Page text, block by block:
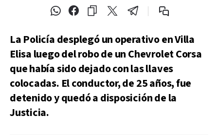
La Policía desplegó un operativo en Villa
Elisa luego del robo de un Chevrolet Corsa
que había sido dejado con las llaves
colocadas. El conductor, de 25 años, fue
detenido y quedó a disposición de la
Justicia.